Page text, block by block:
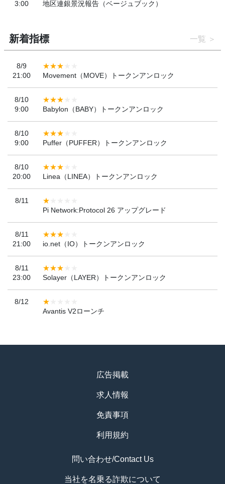
3:00
地区連銀景況報告（ベージュブック）
新着指標 一覧
8/9
21:00
Movement（MOVE）トークンアンロック
8/10
9:00
Babylon（BABY）トークンアンロック
8/10
9:00
Puffer（PUFFER）トークンアンロック
8/10
20:00
Linea（LINEA）トークンアンロック
8/11
Pi Network:Protocol 26 アップグレード
8/11
21:00
io.net（IO）トークンアンロック
8/11
23:00
Solayer（LAYER）トークンアンロック
8/12
Avantis V2ローンチ
広告掲載
求人情報
免責事項
利用規約
問い合わせ/Contact Us
当社を名乗る詐欺について